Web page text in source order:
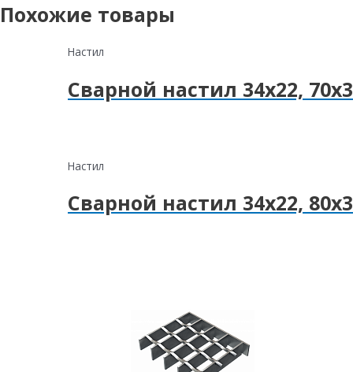
Похожие товары
Настил
Сварной настил 34х22, 70х3
Настил
Сварной настил 34х22, 80х3